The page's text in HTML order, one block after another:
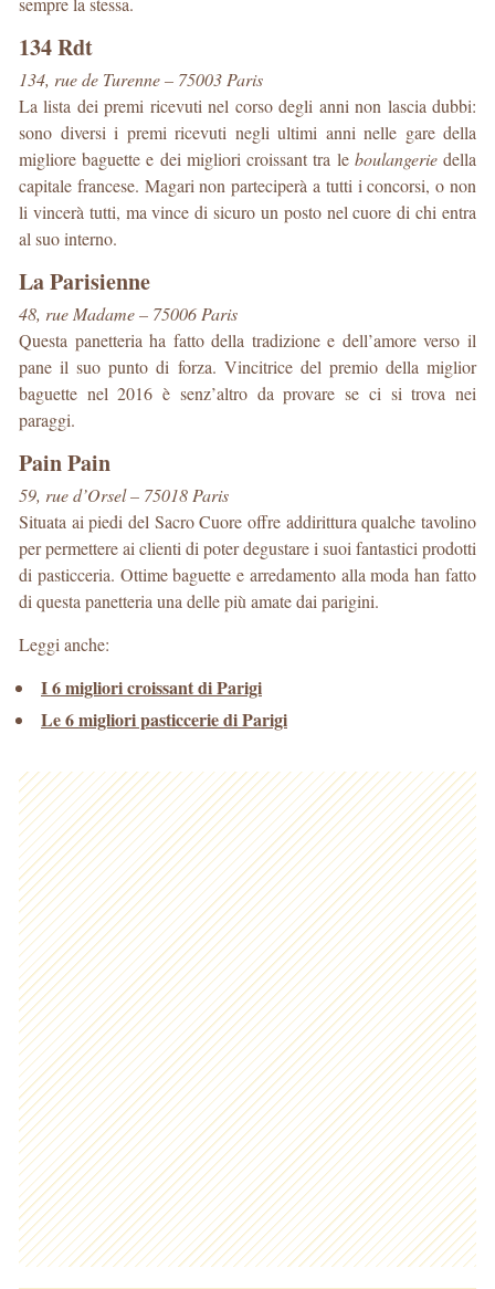
134 Rdt
134, rue de Turenne – 75003 Paris
La lista dei premi ricevuti nel corso degli anni non lascia dubbi:
sono diversi i premi ricevuti negli ultimi anni nelle gare della
migliore baguette e dei migliori croissant tra le boulangeriedella
capitale francese. Magari non parteciperà a tutti i concorsi, o non
li vincerà tutti, ma vince di sicuro un posto nel cuore di chi entra
al suo interno.
La Parisienne
48, rue Madame – 75006 Paris
Questa panetteria ha fatto della tradizione e dell’amore verso il
pane il suo punto di forza. Vincitrice del premio della miglior
baguette nel 2016 è senz’altro da provare se ci si trova nei
paraggi.
Pain Pain
59, rue d’Orsel – 75018 Paris
Situata ai piedi del Sacro Cuore offre addirittura qualche tavolino
per permettere ai clienti di poter degustare i suoi fantastici prodotti
di pasticceria. Ottime baguette e arredamento alla moda han fatto
di questa panetteria una delle più amate dai parigini.
Leggi anche:
I 6 migliori croissant di Parigi
Le 6 migliori pasticcerie di Parigi